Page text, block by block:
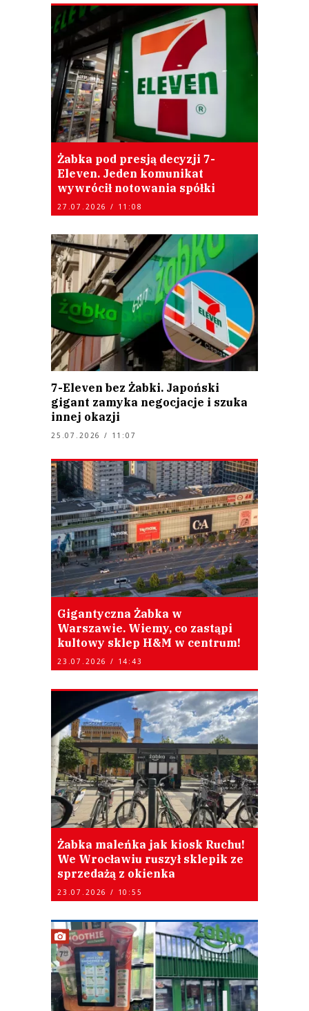
Żabka pod presją decyzji 7-
Eleven. Jeden komunikat
wywrócił notowania spółki
27.07.2026 / 11:08
7-Eleven bez Żabki. Japoński
gigant zamyka negocjacje i szuka
innej okazji
25.07.2026 / 11:07
Gigantyczna Żabka w
Warszawie. Wiemy, co zastąpi
kultowy sklep H&M w centrum!
23.07.2026 / 14:43
Żabka maleńka jak kiosk Ruchu!
We Wrocławiu ruszył sklepik ze
sprzedażą z okienka
23.07.2026 / 10:55